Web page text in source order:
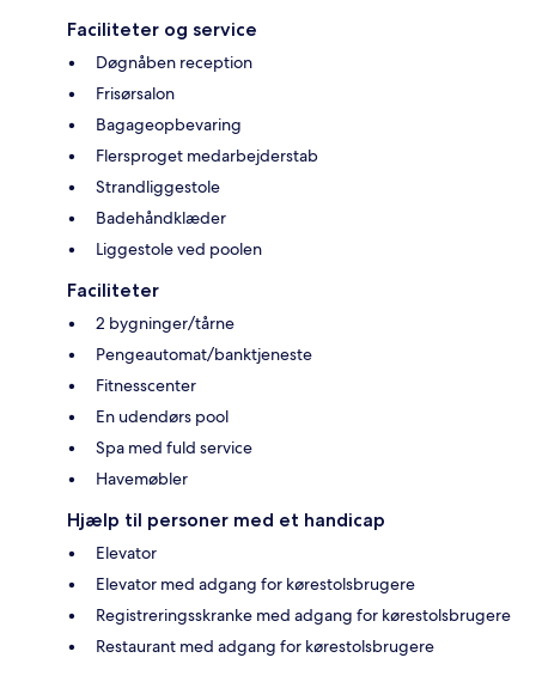
Faciliteter og service
Døgnåben reception
Frisørsalon
Bagageopbevaring
Flersproget medarbejderstab
Strandliggestole
Badehåndklæder
Liggestole ved poolen
Faciliteter
2 bygninger/tårne
Pengeautomat/banktjeneste
Fitnesscenter
En udendørs pool
Spa med fuld service
Havemøbler
Hjælp til personer med et handicap
Elevator
Elevator med adgang for kørestolsbrugere
Registreringsskranke med adgang for kørestolsbrugere
Restaurant med adgang for kørestolsbrugere